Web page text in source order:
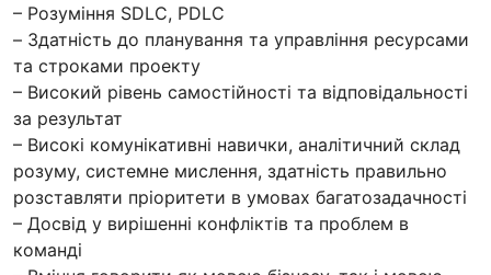
– Розуміння SDLC, PDLC
– Здатність до планування та управління ресурсами
та строками проекту
– Високий рівень самостійності та відповідальності
за результат
– Високі комунікативні навички, аналітичний склад
розуму, системне мислення, здатність правильно
розставляти пріоритети в умовах багатозадачності
– Досвід у вирішенні конфліктів та проблем в
команді